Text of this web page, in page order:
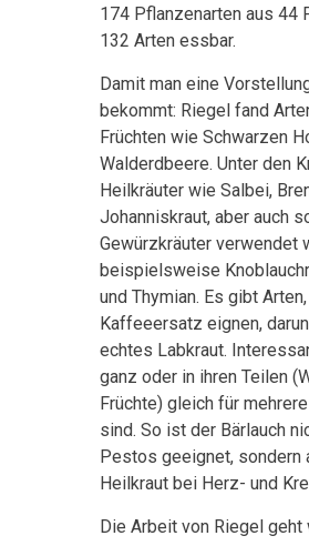
174 Pflanzenarten aus 44
132 Arten essbar.
Damit man eine
bekommt: Riegel fand
Früchten wie Schwarzen
Walderdbeere. Unter den
Heilkräuter wie Salbei,
Johanniskraut, aber auch
Gewürzkräuter verwendet
beispielsweise
und Thymian. Es gibt
Kaffeeersatz eignen,
echtes Labkraut.
ganz oder in ihren Teilen
Früchte) gleich für
sind. So ist der Bärlauch
Pestos geeignet, sondern
Heilkraut bei Herz- und
Die Arbeit von Riegel